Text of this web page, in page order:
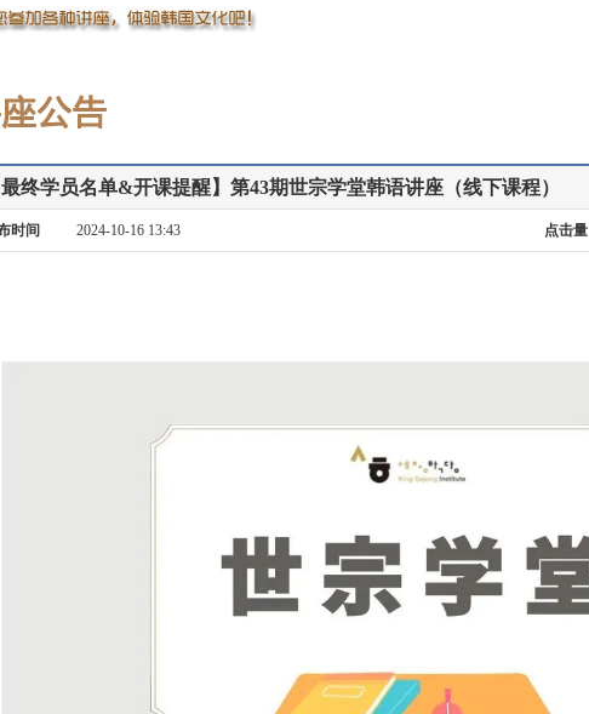
终学员名单&开课提醒】第43期世宗学堂韩语讲座（线下课程）
时间 2024-10-16 13:43 点击量